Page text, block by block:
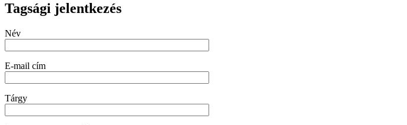
Tagsági jelentkezés
Név
E-mail cím
Tárgy